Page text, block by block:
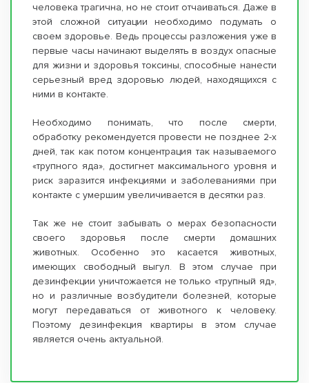
человека трагична, но не стоит отчаиваться. Даже в
этой сложной ситуации необходимо подумать о
своем здоровье. Ведь процессы разложения уже в
первые часы начинают выделять в воздух опасные
для жизни и здоровья токсины, способные нанести
серьезный вред здоровью людей, находящихся с
ними в контакте.
Необходимо понимать, что после смерти,
обработку рекомендуется провести не позднее 2-х
дней, так как потом концентрация так называемого
«трупного яда», достигнет максимального уровня и
риск заразится инфекциями и заболеваниями при
контакте с умершим увеличивается в десятки раз.
Так же не стоит забывать о мерах безопасности
своего здоровья после смерти домашних
животных. Особенно это касается животных,
имеющих свободный выгул. В этом случае при
дезинфекции уничтожается не только «трупный яд»,
но и различные возбудители болезней, которые
могут передаваться от животного к человеку.
Поэтому дезинфекция квартиры в этом случае
является очень актуальной.